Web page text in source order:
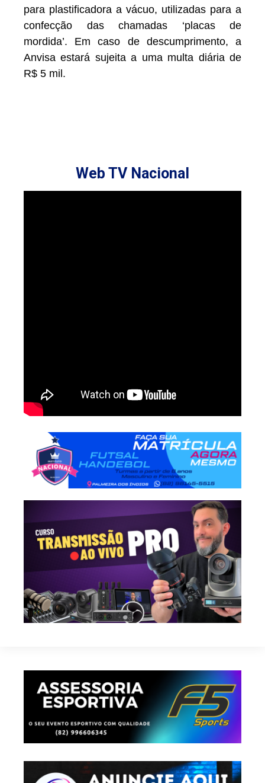
para plastificadora a vácuo, utilizadas para a
confecção das chamadas ‘placas de
mordida’. Em caso de descumprimento, a
Anvisa estará sujeita a uma multa diária de
R$ 5 mil.
Web TV Nacional